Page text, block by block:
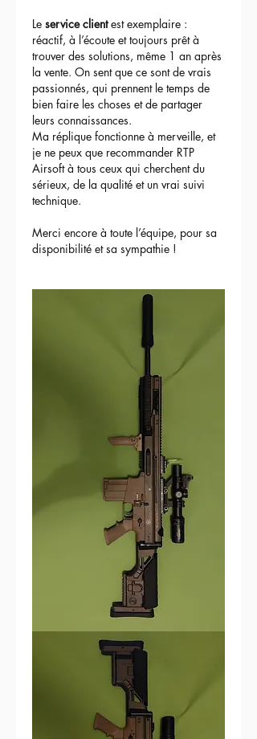
Le service client est exemplaire :
réactif, à l’écoute et toujours prêt à
trouver des solutions, même 1 an après
la vente. On sent que ce sont de vrais
passionnés, qui prennent le temps de
bien faire les choses et de partager
leurs connaissances.
Ma réplique fonctionne à merveille, et
je ne peux que recommander RTP
Airsoft à tous ceux qui cherchent du
sérieux, de la qualité et un vrai suivi
technique.
Merci encore à toute l’équipe, pour sa
disponibilité et sa sympathie !